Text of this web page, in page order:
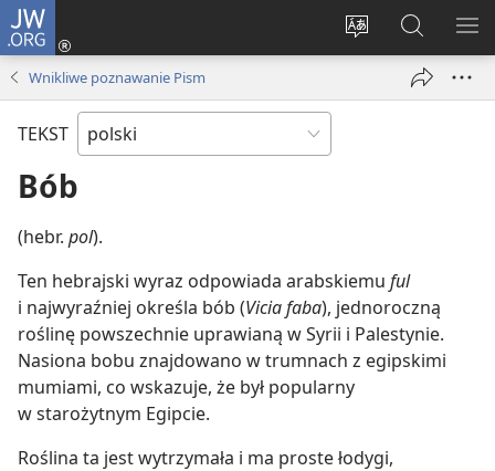
JW.ORG
Wybór
Logowanie
(opens
Szukaj
na
JW.ORG
Wnikliwe poznawanie Pism
TEKST
Bób
(hebr. pol).
Ten hebrajski wyraz odpowiada arabskiemu ful
i najwyraźniej określa bób (Vicia faba), jednoroczną
roślinę powszechnie uprawianą w Syrii i Palestynie.
Nasiona bobu znajdowano w trumnach z egipskimi
mumiami, co wskazuje, że był popularny
w starożytnym Egipcie.
Roślina ta jest wytrzymała i ma proste łodygi,